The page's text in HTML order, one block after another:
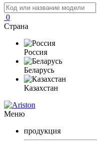
0
Страна
Россия
Беларусь
Казахстан
Меню
продукция